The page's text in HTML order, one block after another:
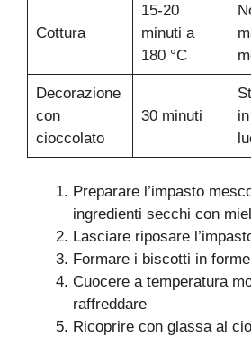
Cottura
15-20
minuti a
180 °C
Decorazione
con
cioccolato
30 minuti
Preparare l’impasto
ingredienti secchi con
Lasciare riposare
Formare i biscotti in
Cuocere a temperatura
raffreddare
Ricoprire con glassa al